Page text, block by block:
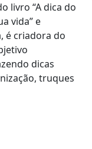
livro “A dica do
vida” e
é criadora do
dicas
truques